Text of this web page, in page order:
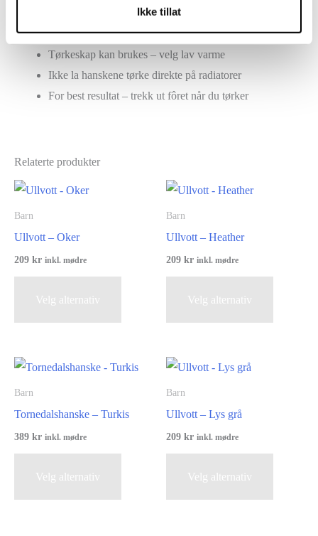
Ikke tillat
reduserer pusteevnen
Spinning og tørketrommel bør unngås
Tørkeskap kan brukes – velg lav varme
Ikke la hanskene tørke direkte på radiatorer
For best resultat – trekk ut fôret når du tørker
Relaterte produkter
Barn
Ullvott – Oker
209 kr inkl. mødre
Velg alternativ
Dette
har
varianter.
Barn
Ullvott – Heather
209 kr inkl. mødre
Velg alternativ
Dette
har
Barn
Tornedalshanske – Turkis
389 kr inkl. mødre
Velg alternativ
Dette
har
Barn
Ullvott – Lys grå
209 kr inkl. mødre
Velg alternativ
Dette
har